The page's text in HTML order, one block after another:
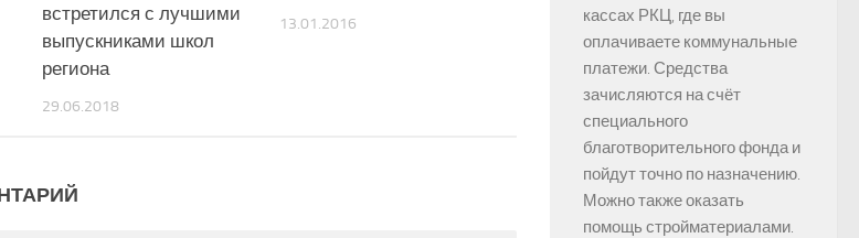
встретился с лучшими
выпускниками школ
региона
29.06.2018
13.01.2016
кассах РКЦ, где вы
оплачиваете коммунальные
платежи. Средства
зачисляются на счёт
специального
благотворительного фонда и
пойдут точно по назначению.
Можно также оказать
помощь стройматериалами.